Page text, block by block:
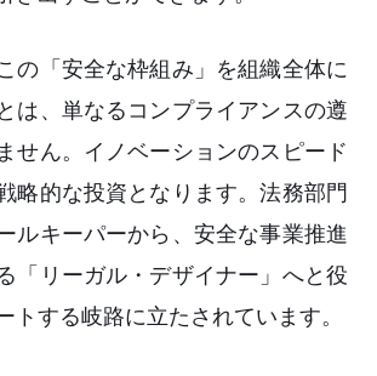
の「安全な枠組み」を組織全体に
は、単なるコンプライアンスの遵
せん。イノベーションのスピード
略的な投資となります。法務部門
ルキーパーから、安全な事業推進
「リーガル・デザイナー」へと役
トする岐路に立たされています。